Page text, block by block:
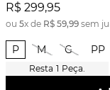
R$ 299,95
ou 5x de R$ 59,99 sem
P M G PP
1 Peça.